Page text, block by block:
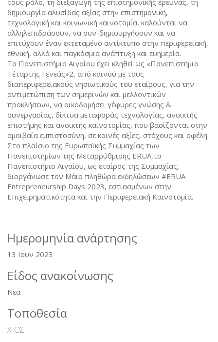
δημιουργία αλυσίδας αξίας στην επιστημονική,
τεχνολογική και κοινωνική καινοτομία, καλούνται να
αλληλεπιδράσουν, να συν-δημιουργήσουν και να
επιτύχουν έναν εκτεταμένο αντίκτυπο στην περιφερειακή,
εθνική, αλλά και παγκόσμια ανάπτυξη και ευημερία.
Το Πανεπιστήμιο Αιγαίου έχει κληθεί ως «Πανεπιστήμιο
Τέταρτης Γενεάς»2, από κοινού με τους
διαπεριφερειακούς νησιωτικούς του εταίρους, για την
αντιμετώπιση των σημερινών και μελλοντικών
προκλήσεων, να οικοδομήσει γέφυρες γνώσης &
συνεργασίας, δίκτυα μεταφοράς τεχνολογίας, ανοικτής
επιστήμης και ανοικτής καινοτομίας, που βασίζονται στην
αμοιβαία εμπιστοσύνη, σε κοινές αξίες, στόχους και οφέλη.
Στο πλαίσιο της Ευρωπαϊκής Συμμαχίας των
Πανεπιστημίων της Μεταρρύθμισης ERUA,τo
Πανεπιστήμιο Αιγαίου, ως εταίρος της Συμμαχίας,
διοργάνωσε τον Μάιο πληθώρα εκδηλώσεων #ERUA
Entrepreneurship Days 2023, εστιασμένων στην
Επιχειρηματικότητα και την Περιφερειακή Καινοτομία.
Ημερομηνία ανάρτησης
13 Ιουν 2023
Είδος ανακοίνωσης
Νέα
Τοποθεσία
ΧΙΟΣ